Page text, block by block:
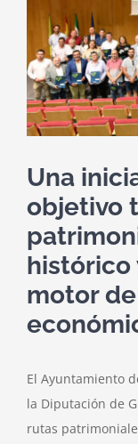
Una
objetivo
histórico
motor
El Ayuntamiento
la Diputación de
rutas